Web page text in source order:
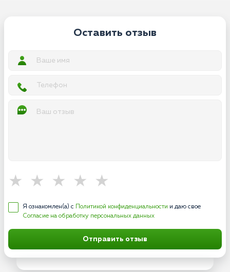
Оставить отзыв
Я ознакомлен(а) с Политикой конфиденциальности и даю свое
Согласие на обработку персональных данных
Отправить отзыв